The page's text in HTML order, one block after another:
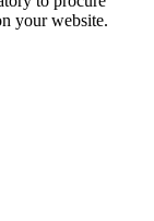
your website.